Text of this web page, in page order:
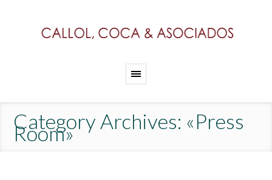
Category Archives: «Press
Room»